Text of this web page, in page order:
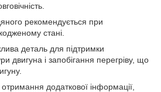
рекомендується при
стані.
деталь для підтримки
двигуна і запобігання перегріву, що
додаткової інформації,